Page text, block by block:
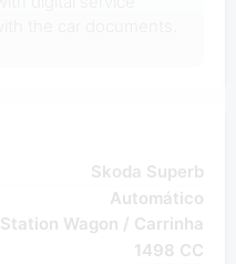
Skoda Superb
Automático
Station Wagon / Carrinha
1498 CC